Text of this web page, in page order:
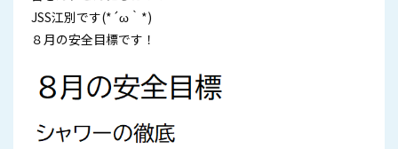
JSS江別です(*´ω｀*)
８月の安全目標です！